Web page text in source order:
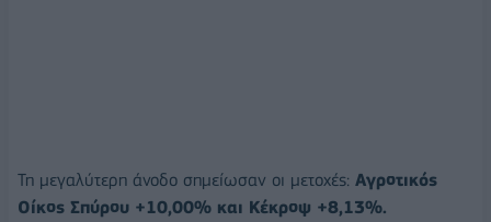
Τη μεγαλύτερη άνοδο σημείωσαν οι μετοχές: Αγροτικός
Οίκος Σπύρου +10,00% και Κέκροψ +8,13%.